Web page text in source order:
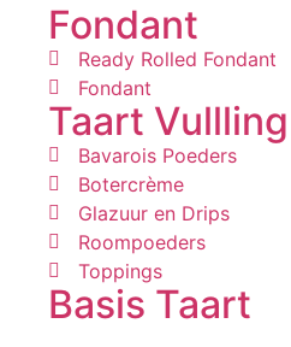
Fondant
Ready Rolled Fondant
Fondant
Taart
Bavarois Poeders
Botercrème
Glazuur en Drips
Roompoeders
Toppings
Basis Taart